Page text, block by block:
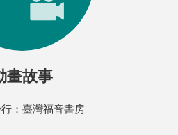
畫故事
：臺灣福音書房